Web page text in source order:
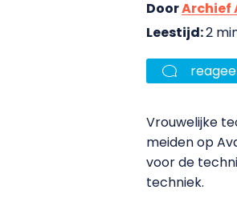
DoorArchief
Leestijd:2
Vrouwelijke
meiden op
voor de
techniek.